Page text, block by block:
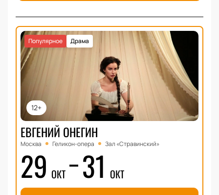
12+
Драма
Популярное
ЕВГЕНИЙ ОНЕГИН
Москва Геликон-опера Зал «Стравинский»
29 ОКТ 31 ОКТ